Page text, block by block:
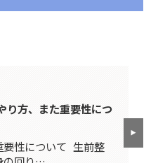
り方、また重要性につ
要性について 生前整